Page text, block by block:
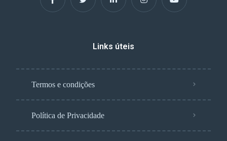
Links úteis
Termos e condições
Política de Privacidade